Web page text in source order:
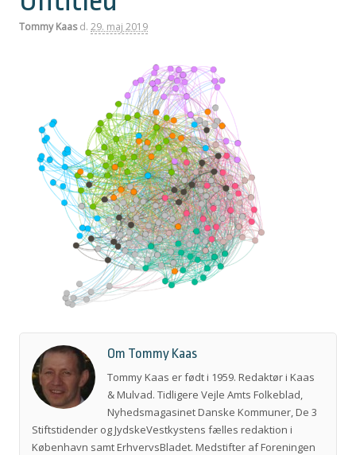
Tommy Kaas d.29. maj 2019
Om Tommy Kaas
Tommy Kaas er født i 1959. Redaktør i Kaas
& Mulvad. Tidligere Vejle Amts Folkeblad,
Nyhedsmagasinet Danske Kommuner, De 3
Stiftstidender og JydskeVestkystens fælles redaktion i
København samt ErhvervsBladet. Medstifter af Foreningen